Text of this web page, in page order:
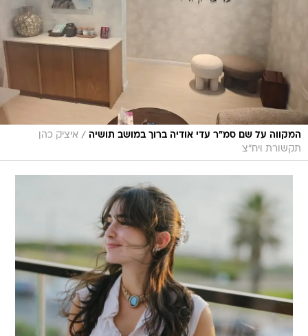
המקווה על שם סמ"ר עדי אודיה ברוך במושב תושיה / איציק כהן
תקשורת ויח"צ